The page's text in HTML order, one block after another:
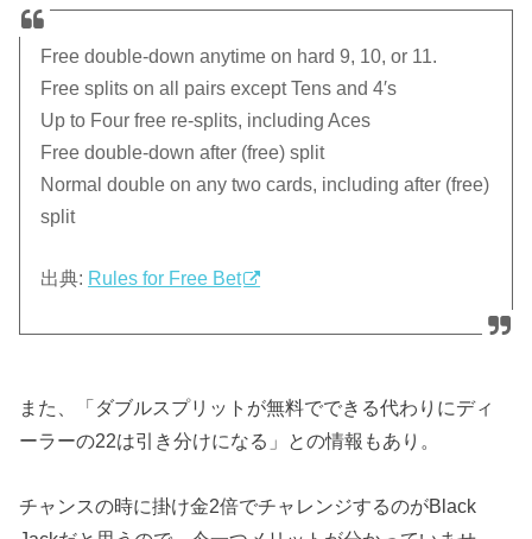
Free double-down anytime on hard 9, 10, or 11.
Free splits on all pairs except Tens and 4′s
Up to Four free re-splits, including Aces
Free double-down after (free) split
Normal double on any two cards, including after (free)
split
出典: Rules for Free Bet
また、「ダブルスプリットが無料でできる代わりにディ
ーラーの22は引き分けになる」との情報もあり。
チャンスの時に掛け金2倍でチャレンジするのがBlack